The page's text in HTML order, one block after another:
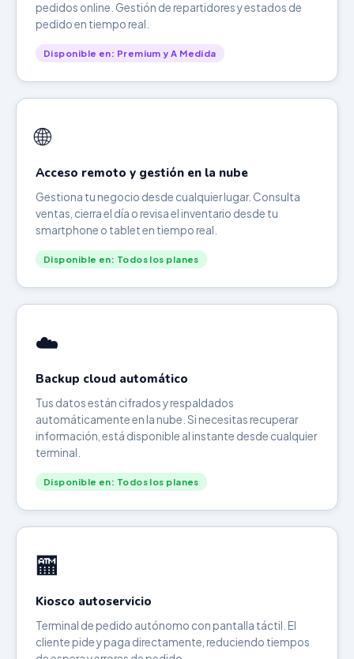
pedidos online. Gestión de repartidores y estados de
pedido en tiempo real.
Disponible en: Premium y A Medida
🌐
Acceso remoto y gestión en la nube
Gestiona tu negocio desde cualquier lugar. Consulta
ventas, cierra el día o revisa el inventario desde tu
smartphone o tablet en tiempo real.
Disponible en: Todos los planes
☁️
Backup cloud automático
Tus datos están cifrados y respaldados
automáticamente en la nube. Si necesitas recuperar
información, está disponible al instante desde cualquier
terminal.
Disponible en: Todos los planes
🏧
Kiosco autoservicio
Terminal de pedido autónomo con pantalla táctil. El
cliente pide y paga directamente, reduciendo tiempos